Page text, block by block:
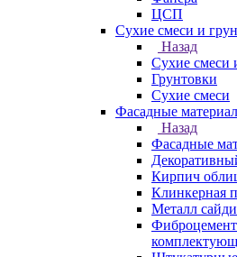
ЦСП
Сухие смеси и
Назад
Сухие смеси
Грунтовки
Сухие смеси
Фасадные
Назад
Фасадные
Кирпич
Клинкерная
Металл